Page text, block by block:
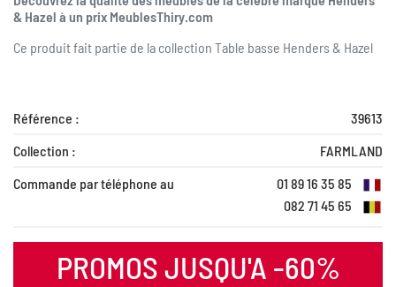
& Hazel à un prix MeublesThiry.com
Ce produit fait partie de la collection Table basse Henders & Hazel
Référence :
39613
Collection :
FARMLAND
Commande par téléphone au
01 89 16 35 85
082 71 45 65
PROMOS JUSQU'A -60%